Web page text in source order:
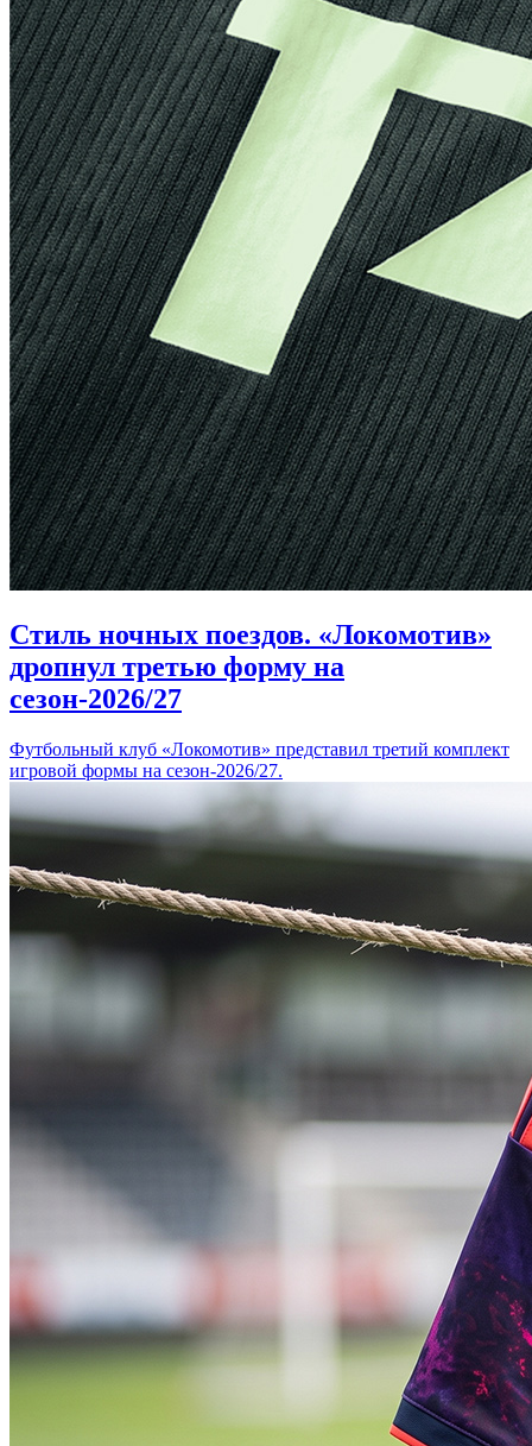
Стиль ночных поездов. «Локомотив»
дропнул третью форму на
сезон-2026/27
Футбольный клуб «Локомотив» представил третий комплект
игровой формы на сезон-2026/27.